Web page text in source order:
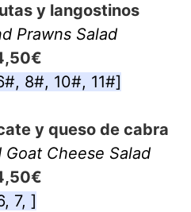
y langostinos
Prawns Salad
8#, 10#, 11#]
y queso de cabra
Cheese Salad
7, ]